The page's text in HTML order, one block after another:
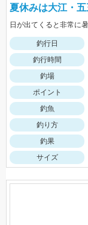
夏休みは大江・
日が出てくると非常に
釣行日
釣行時間
釣場
ポイント
釣魚
釣り方
釣果
サイズ